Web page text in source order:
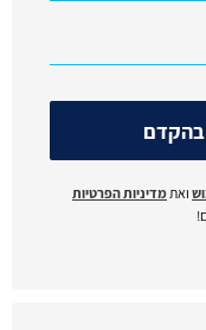
ואתמדיניות הפרטיות